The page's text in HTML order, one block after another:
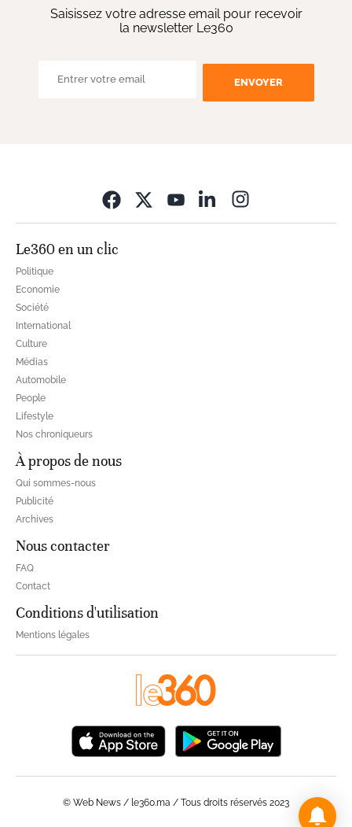
Saisissez votre adresse email pour recevoir
la newsletter Le360
ENVOYER
Le360 en un clic
Politique
Economie
Société
International
Culture
Médias
Automobile
People
Lifestyle
Nos chroniqueurs
À propos de nous
Qui sommes-nous
Publicité
Archives
Nous contacter
FAQ
Contact
Conditions d'utilisation
Mentions légales
© Web News / le360.ma / Tous droits réservés 2023